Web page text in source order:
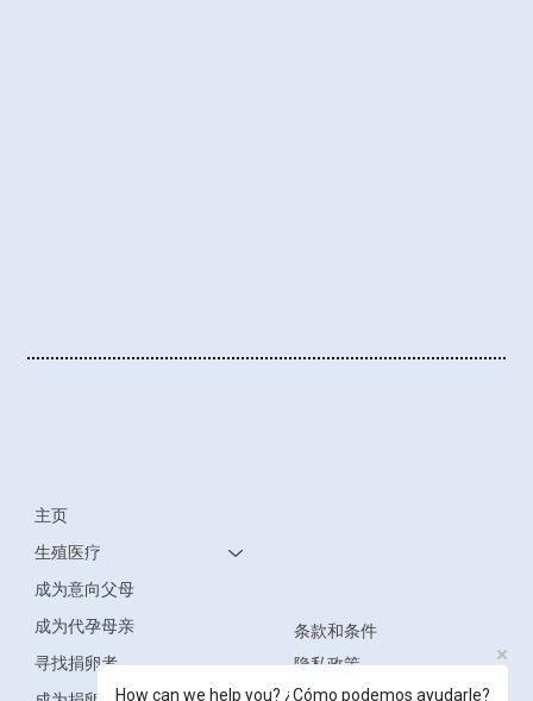
主页
生殖医疗
成为意向父母
成为代孕母亲
寻找捐卵者
条款和条件
隐私政策
无障碍声明
How can we help you? ¿Cómo podemos ayudarle?